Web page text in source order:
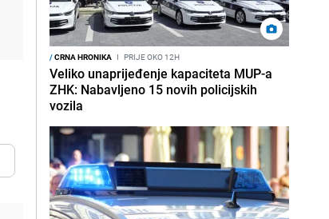
/CRNA HRONIKA I PRIJE OKO 12H
Veliko unaprijeđenje kapaciteta MUP-a
ZHK: Nabavljeno 15 novih policijskih
vozila